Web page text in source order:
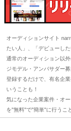
オーディションサイト
たい人」、「デビューし
通常のオーディション以
ジモデル・アンバサダー
登録するだけで、有名企
いうことも！
気になった企業案件・オ
を"無料"で"簡単"に行うこ